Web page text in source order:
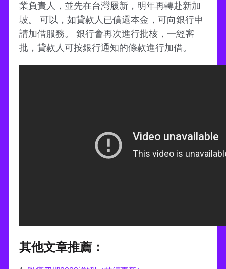
業負責人，並先在台灣履新，明年再轉赴新加
坡。 可以，如貸款人已償還本金，可向銀行申
請加借服務。 銀行會再次進行批核，一經審
批，貸款人可按銀行通知的條款進行加借。
其他文章推薦：